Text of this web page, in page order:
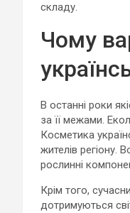
складу.
Чому
В останні роки
за її межами.
Косметика
жителів регіону.
рослинні
Крім того,
дотримуються